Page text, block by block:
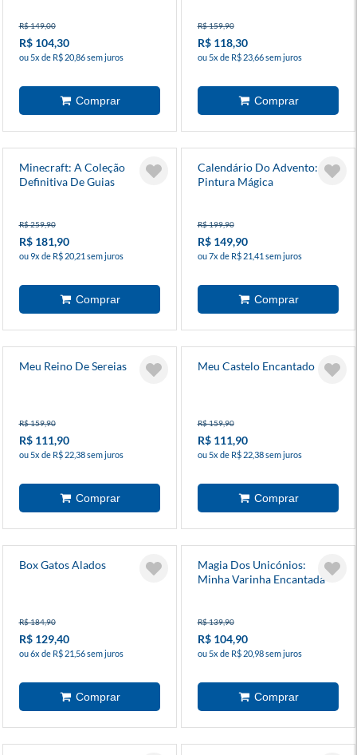
R$ 149,00
R$ 104,30
ou 5x de R$ 20,86 sem juros
R$ 159,90
R$ 118,30
ou 5x de R$ 23,66 sem juros
Minecraft: A Coleção
Definitiva De Guias
R$ 259,90
R$ 181,90
ou 9x de R$ 20,21 sem juros
Calendário Do Advento:
Pintura Mágica
R$ 199,90
R$ 149,90
ou 7x de R$ 21,41 sem juros
Meu Reino De Sereias
R$ 159,90
R$ 111,90
ou 5x de R$ 22,38 sem juros
Meu Castelo Encantado
R$ 159,90
R$ 111,90
ou 5x de R$ 22,38 sem juros
Box Gatos Alados
R$ 184,90
R$ 129,40
ou 6x de R$ 21,56 sem juros
Magia Dos Unicónios:
Minha Varinha Encantada
R$ 139,90
R$ 104,90
ou 5x de R$ 20,98 sem juros